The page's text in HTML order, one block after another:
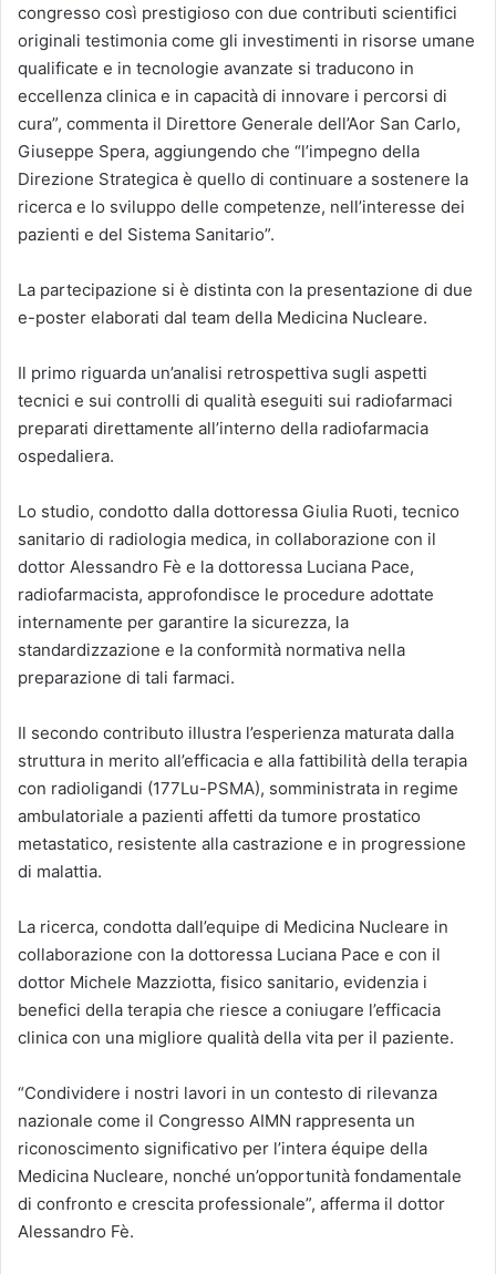
congresso così prestigioso con due contributi scientifici
originali testimonia come gli investimenti in risorse umane
qualificate e in tecnologie avanzate si traducono in
eccellenza clinica e in capacità di innovare i percorsi di
cura”, commenta il Direttore Generale dell’Aor San Carlo,
Giuseppe Spera, aggiungendo che “l’impegno della
Direzione Strategica è quello di continuare a sostenere la
ricerca e lo sviluppo delle competenze, nell’interesse dei
pazienti e del Sistema Sanitario”.
La partecipazione si è distinta con la presentazione di due
e-poster elaborati dal team della Medicina Nucleare.
Il primo riguarda un’analisi retrospettiva sugli aspetti
tecnici e sui controlli di qualità eseguiti sui radiofarmaci
preparati direttamente all’interno della radiofarmacia
ospedaliera.
Lo studio, condotto dalla dottoressa Giulia Ruoti, tecnico
sanitario di radiologia medica, in collaborazione con il
dottor Alessandro Fè e la dottoressa Luciana Pace,
radiofarmacista, approfondisce le procedure adottate
internamente per garantire la sicurezza, la
standardizzazione e la conformità normativa nella
preparazione di tali farmaci.
Il secondo contributo illustra l’esperienza maturata dalla
struttura in merito all’efficacia e alla fattibilità della terapia
con radioligandi (177Lu-PSMA), somministrata in regime
ambulatoriale a pazienti affetti da tumore prostatico
metastatico, resistente alla castrazione e in progressione
di malattia.
La ricerca, condotta dall’equipe di Medicina Nucleare in
collaborazione con la dottoressa Luciana Pace e con il
dottor Michele Mazziotta, fisico sanitario, evidenzia i
benefici della terapia che riesce a coniugare l’efficacia
clinica con una migliore qualità della vita per il paziente.
“Condividere i nostri lavori in un contesto di rilevanza
nazionale come il Congresso AIMN rappresenta un
riconoscimento significativo per l’intera équipe della
Medicina Nucleare, nonché un’opportunità fondamentale
di confronto e crescita professionale”, afferma il dottor
Alessandro Fè.